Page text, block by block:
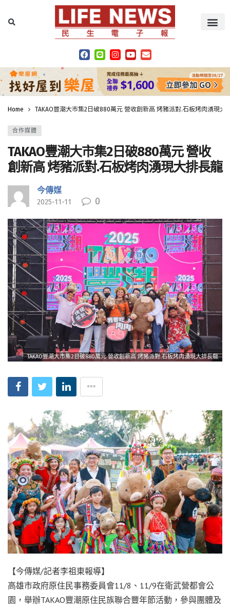
Home TAKAO豐潮大市集2日破880萬元 營收創新高 烤豬派對.石板烤肉湧現大
合作媒體
TAKAO豐潮大市集2日破880萬元 營收
創新高 烤豬派對.石板烤肉湧現大排長龍
今傳媒
2025-11-11 0
TAKAO豐潮大市集2日破880萬元 營收創新高 烤豬派對.石板烤肉湧現大排長龍
【今傳媒/記者李祖東報導】
高雄市政府原住民事務委員會11/8、11/9在衛武營都會公
園，舉辦TAKAO豐潮原住民族聯合豐年節活動，參與團體及